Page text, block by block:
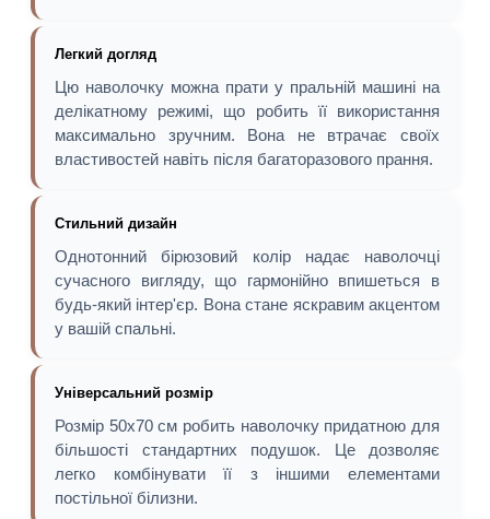
Легкий догляд
Цю наволочку можна прати у пральній машині на
делікатному режимі, що робить її використання
максимально зручним. Вона не втрачає своїх
властивостей навіть після багаторазового прання.
Стильний дизайн
Однотонний бірюзовий колір надає наволочці
сучасного вигляду, що гармонійно впишеться в
будь-який інтер'єр. Вона стане яскравим акцентом
у вашій спальні.
Універсальний розмір
Розмір 50х70 см робить наволочку придатною для
більшості стандартних подушок. Це дозволяє
легко комбінувати її з іншими елементами
постільної білизни.